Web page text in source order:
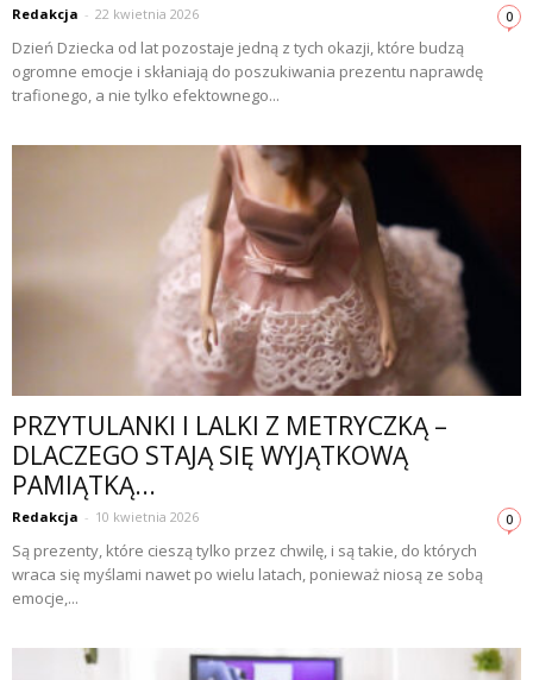
Redakcja - 22 kwietnia 2026 0
Dzień Dziecka od lat pozostaje jedną z tych okazji, które budzą
ogromne emocje i skłaniają do poszukiwania prezentu naprawdę
trafionego, a nie tylko efektownego...
PRZYTULANKI I LALKI Z METRYCZKĄ –
DLACZEGO STAJĄ SIĘ WYJĄTKOWĄ
PAMIĄTKĄ...
Redakcja - 10 kwietnia 2026 0
Są prezenty, które cieszą tylko przez chwilę, i są takie, do których
wraca się myślami nawet po wielu latach, ponieważ niosą ze sobą
emocje,...